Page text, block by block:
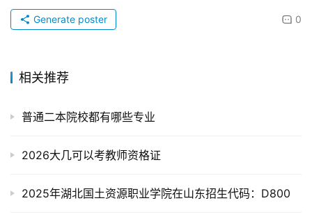
0
Generate poster
相关推荐
普通二本院校都有哪些专业
2026大几可以考教师资格证
2025年湖北国土资源职业学院在山东招生代码：D800